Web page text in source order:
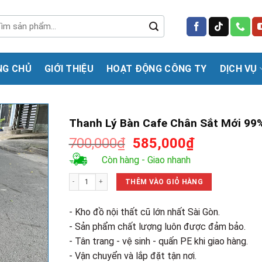
CHỦ GIỚI THIỆU HOẠT ĐỘNG CÔNG TY DỊCH VỤ
Thanh Lý Bàn Cafe Chân Sắt Mới
700,000₫ Giá
gốc
là:
700,000₫.
585,000₫Giá
tại
là:
Còn hàng - Giao nhanh
Thanh Lý Bàn Cafe Chân Sắt Mới 99% số lượng
THÊM VÀO GIỎ HÀNG
- Kho đồ nội thất cũ lớn nhất Sài Gòn.
- Sản phẩm chất lượng luôn được đảm bảo.
- Tân trang - vệ sinh - quấn PE khi giao hàng.
- Vận chuyển và lắp đặt tận nơi.